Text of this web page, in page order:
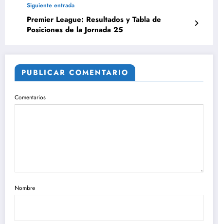
Siguiente entrada
Premier League: Resultados y Tabla de
Posiciones de la Jornada 25
PUBLICAR COMENTARIO
Comentarios
Nombre